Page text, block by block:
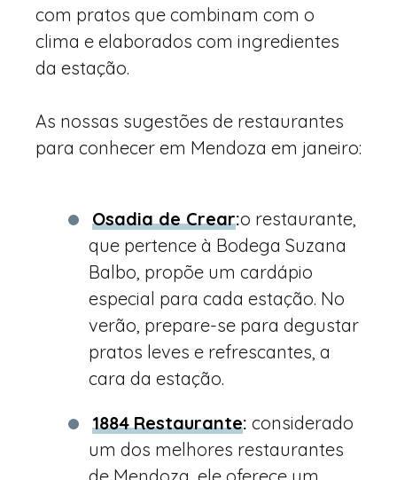
com pratos que combinam com o
clima e elaborados com ingredientes
da estação.
As nossas sugestões de restaurantes
para conhecer em Mendoza em janeiro:
Osadia de Crear:o restaurante,
que pertence à Bodega Suzana
Balbo, propõe um cardápio
especial para cada estação. No
verão, prepare-se para degustar
pratos leves e refrescantes, a
cara da estação.
1884 Restaurante: considerado
um dos melhores restaurantes